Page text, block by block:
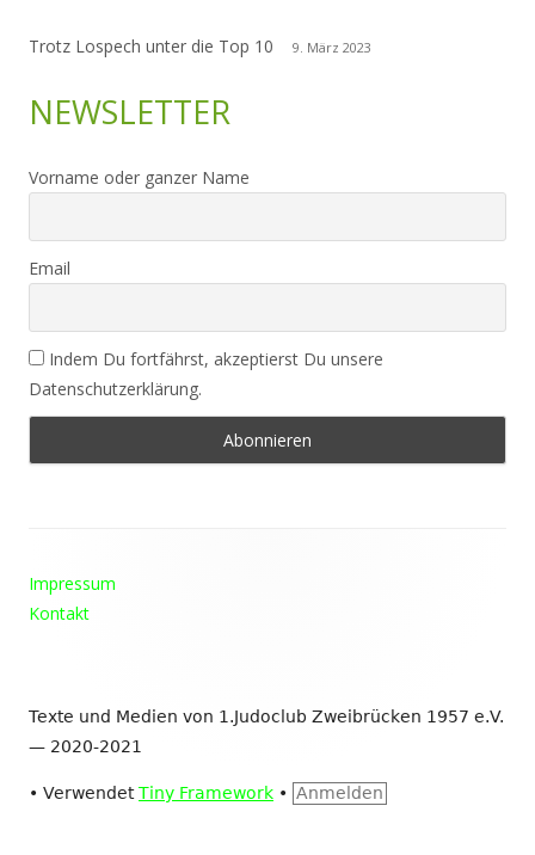
Trotz Lospech unter die Top 10 9. März 2023
NEWSLETTER
Vorname oder ganzer Name
Email
Indem Du fortfährst, akzeptierst Du unsere
Datenschutzerklärung.
Inhalt
Impressum
Kontakt
Texte und Medien von 1.Judoclub Zweibrücken 1957 e.V.
— 2020-2021
• VerwendetTiny Framework • Anmelden